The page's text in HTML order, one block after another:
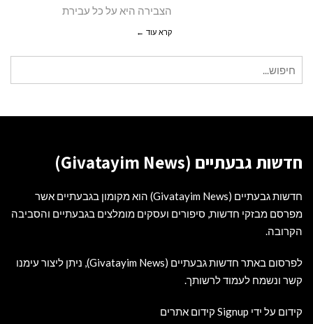
הצבירה היא על כל עבירת
קרא עוד ←
עבור:
חדשות גבעתיים (Givatayim News)
חדשות גבעתיים (Givatayim News) הוא מקומון בגבעתיים אשר
מפרסם מבזקי חדשות, סיפורים ועסקים מומלצים בגבעתיים והסביבה
הקרובה.
לפרסום באתר חדשות גבעתיים (Givatayim News), ניתן ליצור עימנו
קשר ונשמח לעמוד לרשותך.
קידום על ידי Signup קידום אתרים